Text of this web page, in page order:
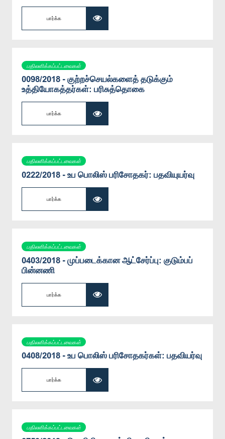
பார்க்க
பதிலளிக்கப்பட்டவைகள்
0098/2018 - குற்றச்செயல்களைத் தடுக்கும்
உத்தியோகத்தர்கள்: பரிசுத்தொகை
பார்க்க
பதிலளிக்கப்பட்டவைகள்
0222/2018 - உப பொலிஸ் பரிசோதகர்: பதவியுயர்வு
பார்க்க
பதிலளிக்கப்பட்டவைகள்
0403/2018 - முப்படைக்கான ஆட்சேர்ப்பு: குடும்பப்
பின்னணி
பார்க்க
பதிலளிக்கப்பட்டவைகள்
0408/2018 - உப பொலிஸ் பரிசோதகர்கள்: பதவியர்வு
பார்க்க
பதிலளிக்கப்பட்டவைகள்